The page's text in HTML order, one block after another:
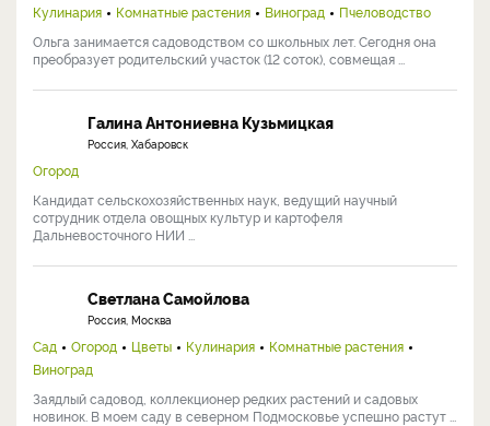
Кулинария
Комнатные растения Виноград
Пчеловодство
Ольга занимается садоводством со школьных лет. Сегодня она
преобразует родительский участок (12 соток), совмещая ...
Галина Антониевна Кузьмицкая
Россия, Хабаровск
Огород
Кандидат сельскохозяйственных наук, ведущий научный
сотрудник отдела овощных культур и картофеля
Дальневосточного НИИ ...
Светлана Самойлова
Россия, Москва
Сад Огород Цветы Кулинария
Комнатные растения
Виноград
Заядлый садовод, коллекционер редких растений и садовых
новинок. В моем саду в северном Подмосковье успешно растут ...